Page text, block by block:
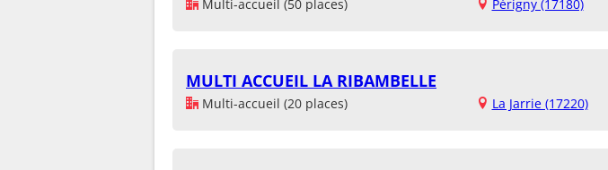
Multi-accueil (50 places) Périgny (17180)
MULTI ACCUEIL LA RIBAMBELLE
Multi-accueil (20 places) La Jarrie (17220)